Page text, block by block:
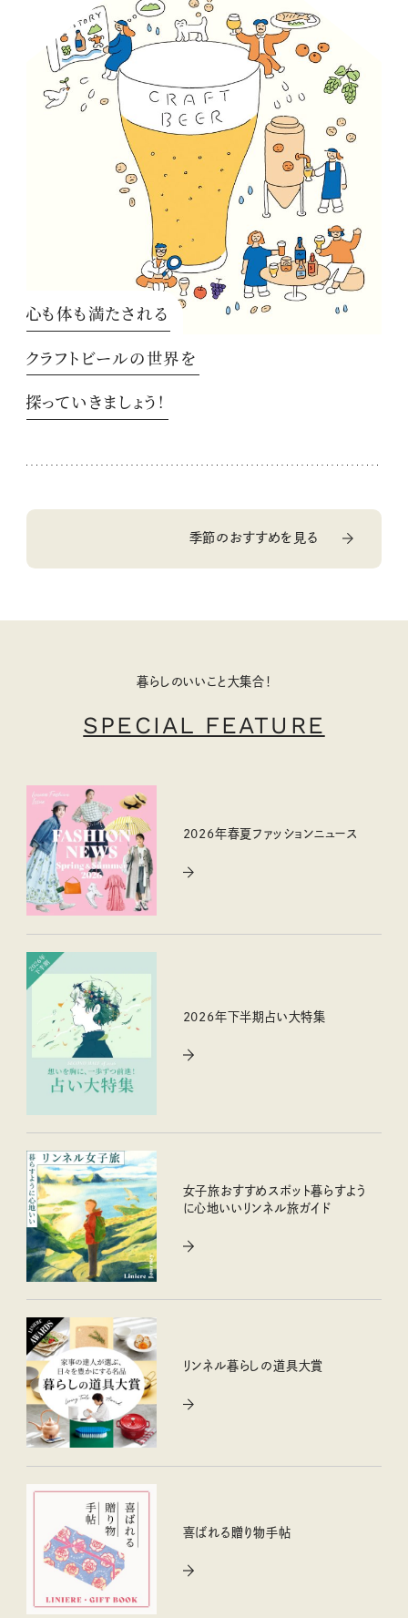
心も体も満たされる
クラフトビールの世界を
探っていきましょう！
季節のおすすめを見る
暮らしのいいこと大集合！
SPECIAL FEATURE
2026年春夏ファッションニュース
2026年下半期占い大特集
女子旅おすすめスポット暮らすよう
に心地いいリンネル旅ガイド
リンネル暮らしの道具大賞
喜ばれる贈り物手帖